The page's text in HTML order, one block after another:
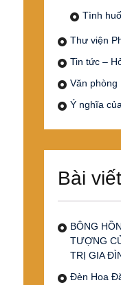
Tình
Thư viện
Tin tức –
Văn phòng
Ý nghĩa
Bài
BÔNG
TƯỢNG
TRỊ GIA
Đèn Hoa